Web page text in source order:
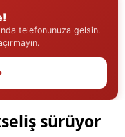
telefonunuza gelsin.
sürüyor